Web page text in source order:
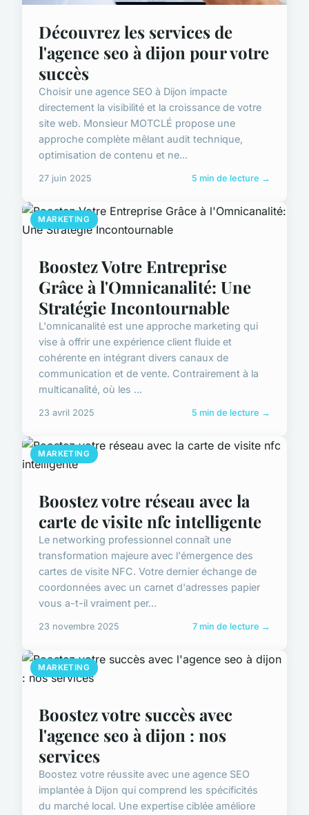
Découvrez les services de
l'agence seo à dijon pour votre
succès
Choisir une agence SEO à Dijon impacte
directement la visibilité et la croissance de votre
site web. Monsieur MOTCLÉ propose une
approche complète mêlant audit technique,
optimisation de contenu et ne...
27 juin 2025 5 min de lecture →
MARKETING
Boostez Votre Entreprise
Grâce à l'Omnicanalité: Une
Stratégie Incontournable
L'omnicanalité est une approche marketing qui
vise à offrir une expérience client fluide et
cohérente en intégrant divers canaux de
communication et de vente. Contrairement à la
multicanalité, où les ...
23 avril 2025 5 min de lecture →
MARKETING
Boostez votre réseau avec la
carte de visite nfc intelligente
Le networking professionnel connaît une
transformation majeure avec l'émergence des
cartes de visite NFC. Votre dernier échange de
coordonnées avec un carnet d'adresses papier
vous a-t-il vraiment per...
23 novembre 2025 7 min de lecture →
MARKETING
Boostez votre succès avec
l'agence seo à dijon : nos
services
Boostez votre réussite avec une agence SEO
implantée à Dijon qui comprend les spécificités
du marché local. Une expertise ciblée améliore